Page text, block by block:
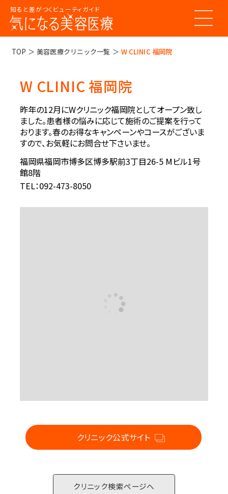
知ると差がつくビューティガイド
トップページ
美容医療ってなんだろう？
美容医療の基本情報
美容医療のスケジュール
美容医療キーワード辞典
美容医療まるわかりコラム
お悩みからコラムをさがす
コラム一覧
美容医療クリニック紹介
TOP 美容医療クリニック一覧 W CLINIC 福岡院
W CLINIC 福岡院
昨年の12月にWクリニック福岡院としてオープン致し
ました。患者様の悩みに応じて施術のご提案を行って
おります。春のお得なキャンペーンやコースがございま
すので、お気軽にお問合せ下さいませ。
福岡県福岡市博多区博多駅前3丁目26-5 Mビル1号
館8階
TEL：092-473-8050
クリニック公式サイト
クリニック検索ページへ